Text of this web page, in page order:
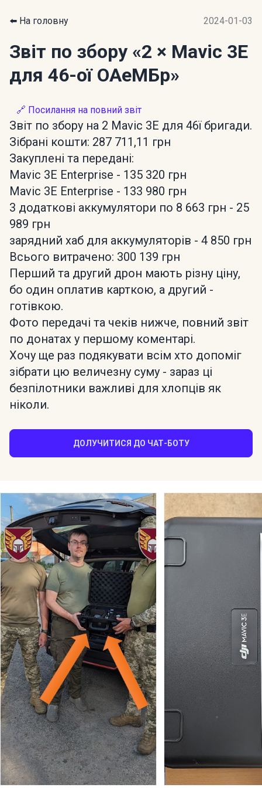
⬅️ На головну 2024-01-03
Звіт по збору «2 × Mavic 3E
для 46-ої ОАеМБр»
🔗 Посилання на повний звіт
Звіт по збору на 2 Mavic 3Е для 46ї бригади.
Зібрані кошти: 287 711,11 грн
Закуплені та передані:
Mavic 3E Enterprise - 135 320 грн
Mavic 3E Enterprise - 133 980 грн
3 додаткові аккумулятори по 8 663 грн - 25
989 грн
зарядний хаб для аккумуляторів - 4 850 грн
Всього витрачено: 300 139 грн
Перший та другий дрон мають різну ціну,
бо один оплатив карткою, а другий -
готівкою.
Фото передачі та чеків нижче, повний звіт
по донатах у першому коментарі.
Хочу ще раз подякувати всім хто допоміг
зібрати цю величезну суму - зараз ці
безпілотники важливі для хлопців як
ніколи.
ДОЛУЧИТИСЯ ДО ЧАТ-БОТУ